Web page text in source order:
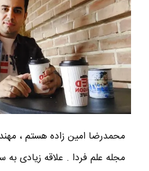
محمدرضا امين زاده هستم ،
مجله علم فردا . علاقه زیادی به